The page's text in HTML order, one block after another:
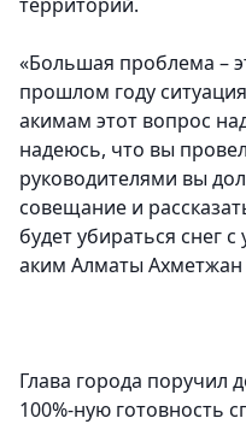
«Большая проблема –
прошлом году
акимам этот вопрос
надеюсь, что вы
руководителями вы
совещание и
будет убираться снег с
аким Алматы Ахметжан
Глава города поручил
100%-ную готовность